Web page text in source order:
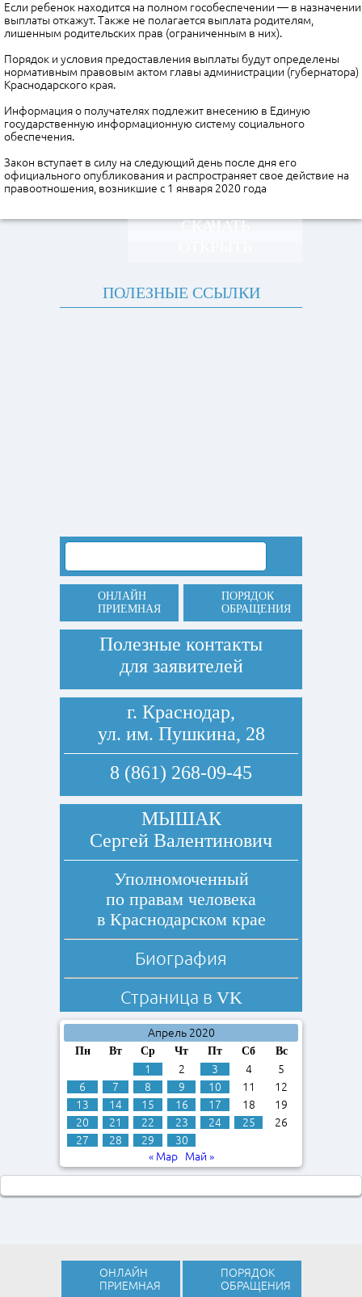
Если ребенок находится на полном гособеспечении — в назначении
выплаты откажут. Также не полагается выплата родителям,
лишенным родительских прав (ограниченным в них).
Порядок и условия предоставления выплаты будут определены
нормативным правовым актом главы администрации (губернатора)
Краснодарского края.
Информация о получателях подлежит внесению в Единую
государственную информационную систему социального
обеспечения.
Закон вступает в силу на следующий день после дня его
официального опубликования и распространяет свое действие на
правоотношения, возникшие с 1 января 2020 года
СКАЧАТЬ
ПОЛЕЗНЫЕ ССЫЛКИ
ОНЛАЙН
ПРИЕМНАЯ
ПОРЯДОК
ОБРАЩЕНИЯ
Полезные контакты
для заявителей
г. Краснодар,
ул. им. Пушкина, 28
8 (861) 268-09-45
МЫШАК
Сергей Валентинович
Уполномоченный
по правам человека
в Краснодарском крае
Биография
Страница в VK
Апрель 2020
Пн Вт Ср Чт Пт Сб Вс
1 2 3 4
5
6
7 8 9 10 11
12
13
14 15 16 17 18
19
20
21 22 23 24 25
26
27
28 29
30
« Мар
Май »
ОНЛАЙН
ПРИЕМНАЯ
ПОРЯДОК
ОБРАЩЕНИЯ